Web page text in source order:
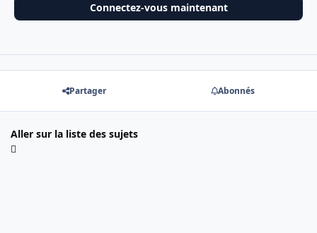
Connectez-vous maintenant
Partager Abonnés
Aller sur la liste des sujets